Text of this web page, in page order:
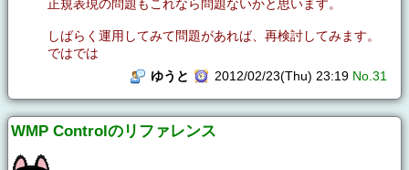
正規表現の問題もこれなら問題ないかと思います。
しばらく運用してみて問題があれば、再検討してみます。
ではでは
ゆうと
2012/02/23(Thu) 23:19 No.31
WMP Controlのリファレンス